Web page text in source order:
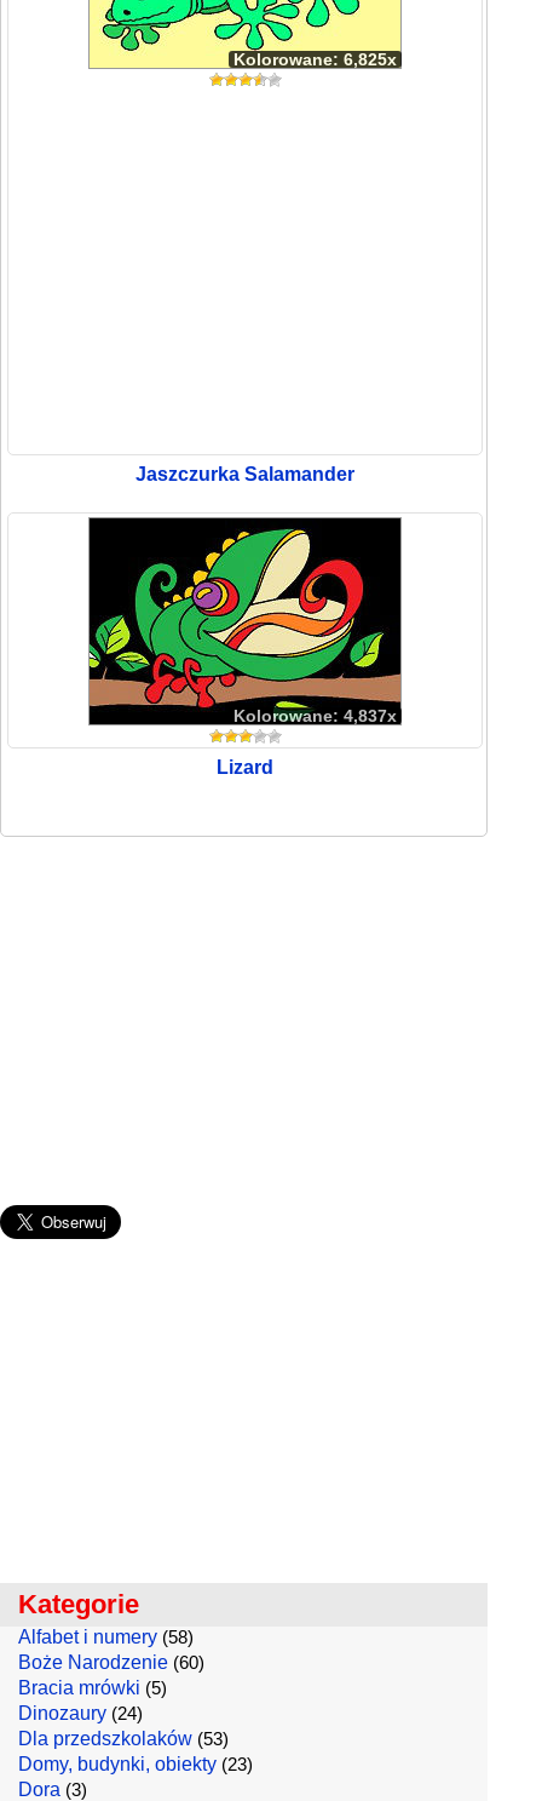
Kolorowane: 6,825x
Jaszczurka Salamander
Kolorowane: 4,837x
Lizard
Kategorie
Alfabet i numery (58)
Boże Narodzenie (60)
Bracia mrówki (5)
Dinozaury (24)
Dla przedszkolaków (53)
Domy, budynki, obiekty (23)
Dora (3)